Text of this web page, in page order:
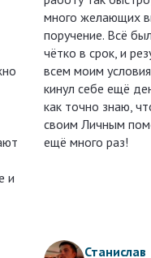
и
много желающих
поручение. Всё
чётко в срок, и
всем моим
кинул себе ещё
как точно знаю,
своим Личным
ещё много раз!
Станислав